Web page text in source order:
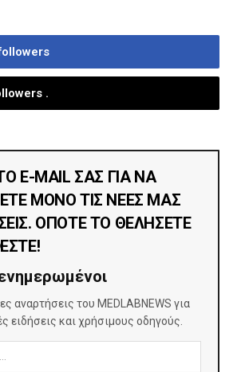
.
αναρτήσεις του MEDLABNEWS για
ειδήσεις και χρήσιμους οδηγούς.